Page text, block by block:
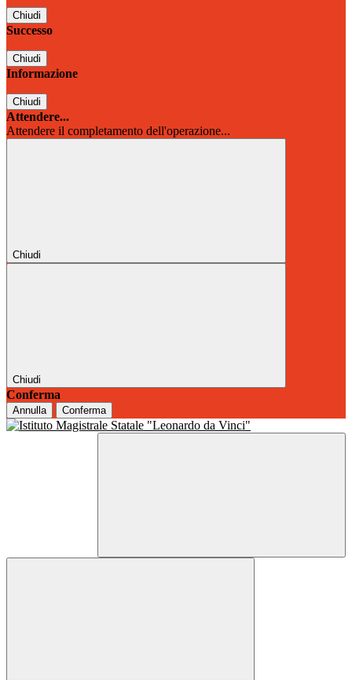
Chiudi
Successo
Chiudi
Informazione
Chiudi
Attendere...
Attendere il completamento dell'operazione...
Chiudi
Chiudi
Conferma
Annulla Conferma